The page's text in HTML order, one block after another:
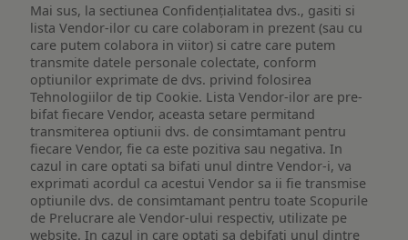
Mai sus, la sectiunea Confidențialitatea dvs., gasiti si
lista Vendor-ilor cu care colaboram in prezent (sau cu
care putem colabora in viitor) si catre care putem
transmite datele personale colectate, conform
optiunilor exprimate de dvs. privind folosirea
Tehnologiilor de tip Cookie. Lista Vendor-ilor are pre-
bifat fiecare Vendor, aceasta setare permitand
transmiterea optiunii dvs. de consimtamant pentru
fiecare Vendor, fie ca este pozitiva sau negativa. In
cazul in care optati sa bifati unul dintre Vendor-i, va
exprimati acordul ca acestui Vendor sa ii fie transmise
optiunile dvs. de consimtamant pentru toate Scopurile
de Prelucrare ale Vendor-ului respectiv, utilizate pe
website. In cazul in care optati sa debifati unul dintre